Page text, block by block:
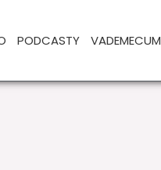
PODCASTY VADEMECUM